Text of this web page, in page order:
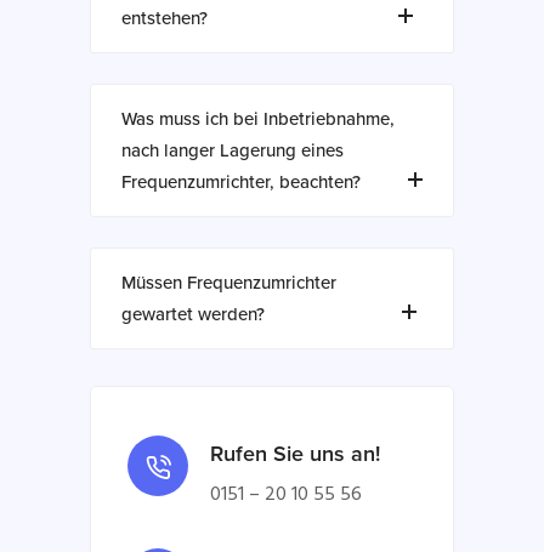
entstehen?
Was muss ich bei Inbetriebnahme,
nach langer Lagerung eines
Frequenzumrichter, beachten?
Müssen Frequenzumrichter
gewartet werden?
Rufen Sie uns an!
0151 – 20 10 55 56